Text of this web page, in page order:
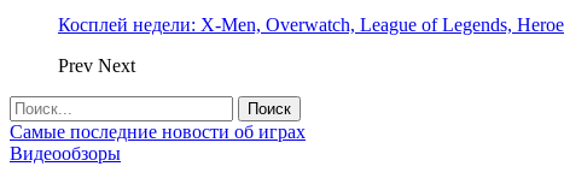
Косплей недели: X-Men, Overwatch, League of Legends,
Prev Next
Самые последние новости об играх
Видеообзоры